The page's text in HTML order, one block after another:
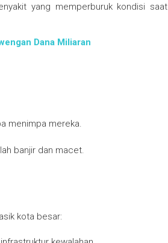
yang memperburuk kondisi saat
Dana Miliaran
menimpa mereka.
banjir dan macet.
kota besar: